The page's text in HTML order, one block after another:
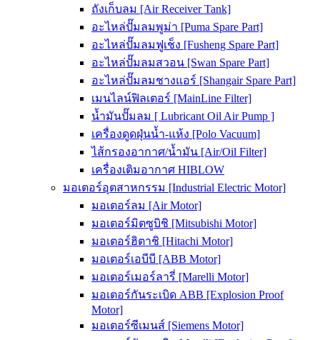
ถังเก็บลม [Air Receiver Tank]
อะไหล่ปั๊มลมพูม่า [Puma Spare Part]
อะไหล่ปั๊มลมฟูเช็ง [Fusheng Spare Part]
อะไหล่ปั๊มลมสวอน [Swan Spare Part]
อะไหล่ปั๊มลมชางแอร์ [Shangair Spare Part]
เมนไลน์ฟิลเตอร์ [MainLine Filter]
น้ำมันปั๊มลม [ Lubricant Oil Air Pump ]
เครื่องดูดฝุ่นน้ำ-แห้ง [Polo Vacuum]
ไส้กรองอากาศ/น้ำมัน [Air/Oil Filter]
เครื่องเติมอากาศ HIBLOW
มอเตอร์อุตสาหกรรม [Industrial Electric Motor]
มอเตอร์ลม [Air Motor]
มอเตอร์มิตซูบิชิ [Mitsubishi Motor]
มอเตอร์ฮิตาชิ [Hitachi Motor]
มอเตอร์เอบีบี [ABB Motor]
มอเตอร์เมอร์ลารี่ [Marelli Motor]
มอเตอร์กันระเบิด ABB [Explosion Proof
Motor]
มอเตอร์ซีเมนส์ [Siemens Motor]